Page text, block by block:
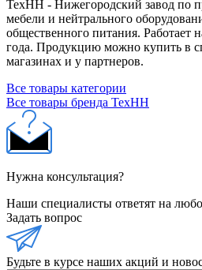
ТехНН - Нижегородский завод по
мебели и нейтрального
общественного питания. Работает
года. Продукцию можно купить в
магазинах и у партнеров.
Все товары категории
Все товары бренда ТехНН
Нужна консультация?
Наши специалисты ответят на
Задать вопрос
Будьте в курсе наших акций и